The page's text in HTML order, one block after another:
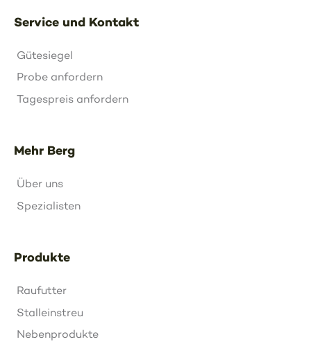
Service und Kontakt
Gütesiegel
Probe anfordern
Tagespreis anfordern
Mehr Berg
Über uns
Spezialisten
Produkte
Raufutter
Stalleinstreu
Nebenprodukte